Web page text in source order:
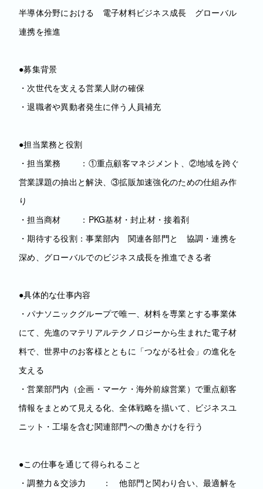
半導体分野における 電子材料ビジネス成長 グローバル
連携を推進
●募集背景
・次世代を支える営業人財の確保
・退職者や異動者発生に伴う人員補充
●担当業務と役割
・担当業務 ：①重点顧客マネジメント、②地域を跨ぐ
営業課題の抽出と解決、③拡販加速強化のための仕組み作
り
・担当商材 ：PKG基材・封止材・接着剤
・期待する役割：事業部内 関連各部門と 協調・連携を
深め、グローバルでのビジネス成長を推進できる者
●具体的な仕事内容
・パナソニックグループで唯一、材料を専業とする事業体
にて、先進のマテリアルテクノロジーから生まれた電子材
料で、世界中のお客様とともに「つながる社会」の進化を
支える
・営業部門内（企画・マーケ・海外前線営業）で重点顧客
情報をまとめて見える化、全体戦略を描いて、ビジネスユ
ニット・工場を含む関連部門への働きかけを行う
●この仕事を通じて得られること
・調整力＆交渉力 ： 他部門と関わり合い、最適解を